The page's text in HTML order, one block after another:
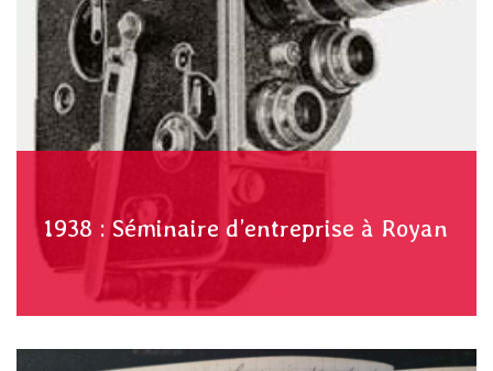
1938 : Séminaire d’entreprise à Royan